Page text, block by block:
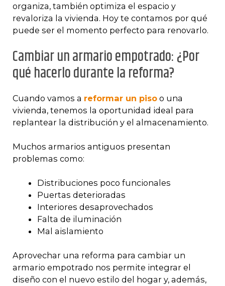
organiza, también optimiza el espacio y
revaloriza la vivienda. Hoy te contamos por qué
puede ser el momento perfecto para renovarlo.
Cambiar un armario empotrado: ¿Por
qué hacerlo durante la reforma?
Cuando vamos a reformar un piso o una
vivienda, tenemos la oportunidad ideal para
replantear la distribución y el almacenamiento.
Muchos armarios antiguos presentan
problemas como:
Distribuciones poco funcionales
Puertas deterioradas
Interiores desaprovechados
Falta de iluminación
Mal aislamiento
Aprovechar una reforma para cambiar un
armario empotrado nos permite integrar el
diseño con el nuevo estilo del hogar y, además,